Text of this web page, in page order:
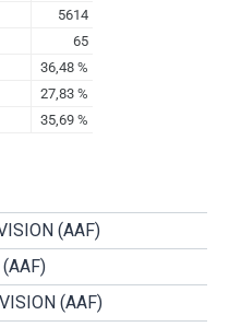
(AAF)
(AAF)